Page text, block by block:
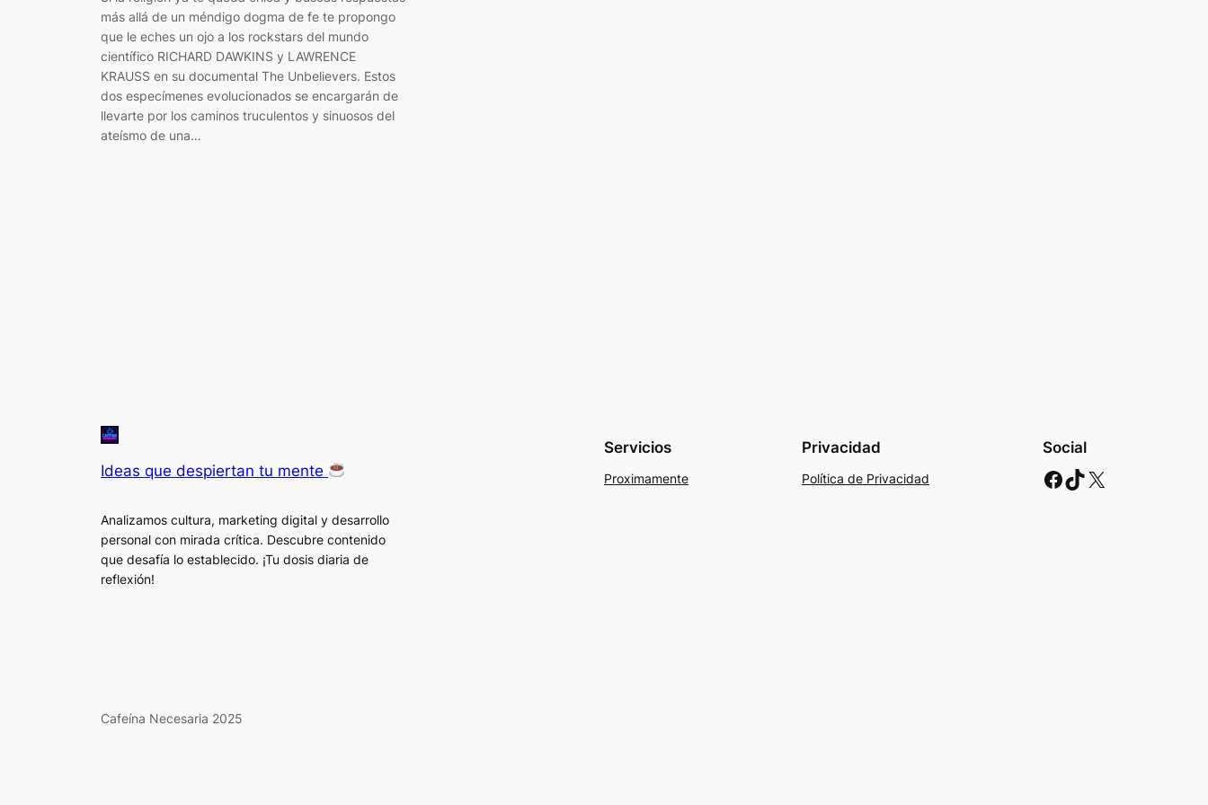
más allá de un méndigo dogma de fe te propongo
que le eches un ojo a los rockstars del mundo
científico RICHARD DAWKINS y LAWRENCE
KRAUSS en su documental The Unbelievers. Estos
dos especímenes evolucionados se encargarán de
llevarte por los caminos truculentos y sinuosos del
ateísmo de una…
Ideas que despiertan tu mente
Analizamos cultura, marketing digital y desarrollo
personal con mirada crítica. Descubre contenido
que desafía lo establecido. ¡Tu dosis diaria de
reflexión!
Servicios
Proximamente
Privacidad
Política de Privacidad
Social
Facebook TikTok X
Cafeína Necesaria 2025